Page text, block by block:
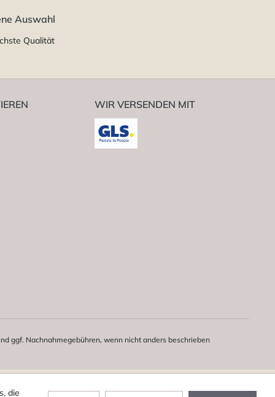
Auswahl
Qualität
WIR VERSENDEN MIT
ggf. Nachnahmegebühren, wenn nicht anders beschrieben
die